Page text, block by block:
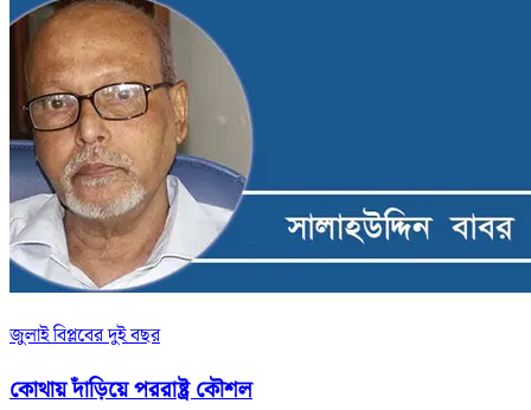
জুলাই বিপ্লবের দুই বছর
কোথায় দাঁড়িয়ে পররাষ্ট্র কৌশল